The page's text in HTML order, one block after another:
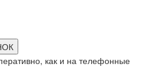
ЗВОНОК
как и на телефонные